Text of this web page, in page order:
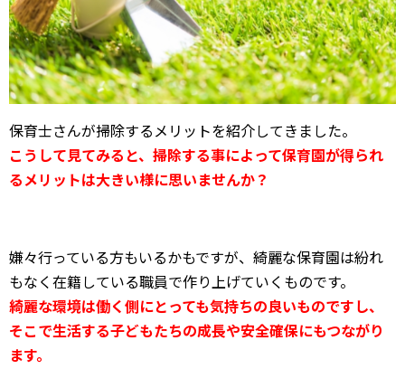
保育士さんが掃除するメリットを紹介してきました。
こうして見てみると、掃除する事によって保育園が得られ
るメリットは大きい様に思いませんか？
嫌々行っている方もいるかもですが、綺麗な保育園は紛れ
もなく在籍している職員で作り上げていくものです。
綺麗な環境は働く側にとっても気持ちの良いものですし、
そこで生活する子どもたちの成長や安全確保にもつながり
ます。